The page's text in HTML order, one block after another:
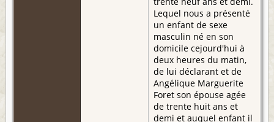
Lequel nous a présenté
un enfant de sexe
masculin né en son
domicile cejourd'hui à
deux heures du matin,
de lui déclarant et de
Angélique Marguerite
Foret son épouse agée
de trente huit ans et
demi et auquel enfant il